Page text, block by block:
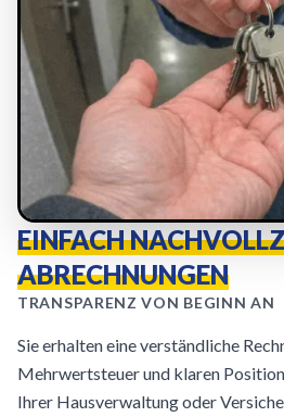
EINFACH
ABRECHNUNGEN
TRANSPARENZ VON BEGINN AN
Sie erhalten eine verständliche
Mehrwertsteuer und klaren
Ihrer Hausverwaltung oder